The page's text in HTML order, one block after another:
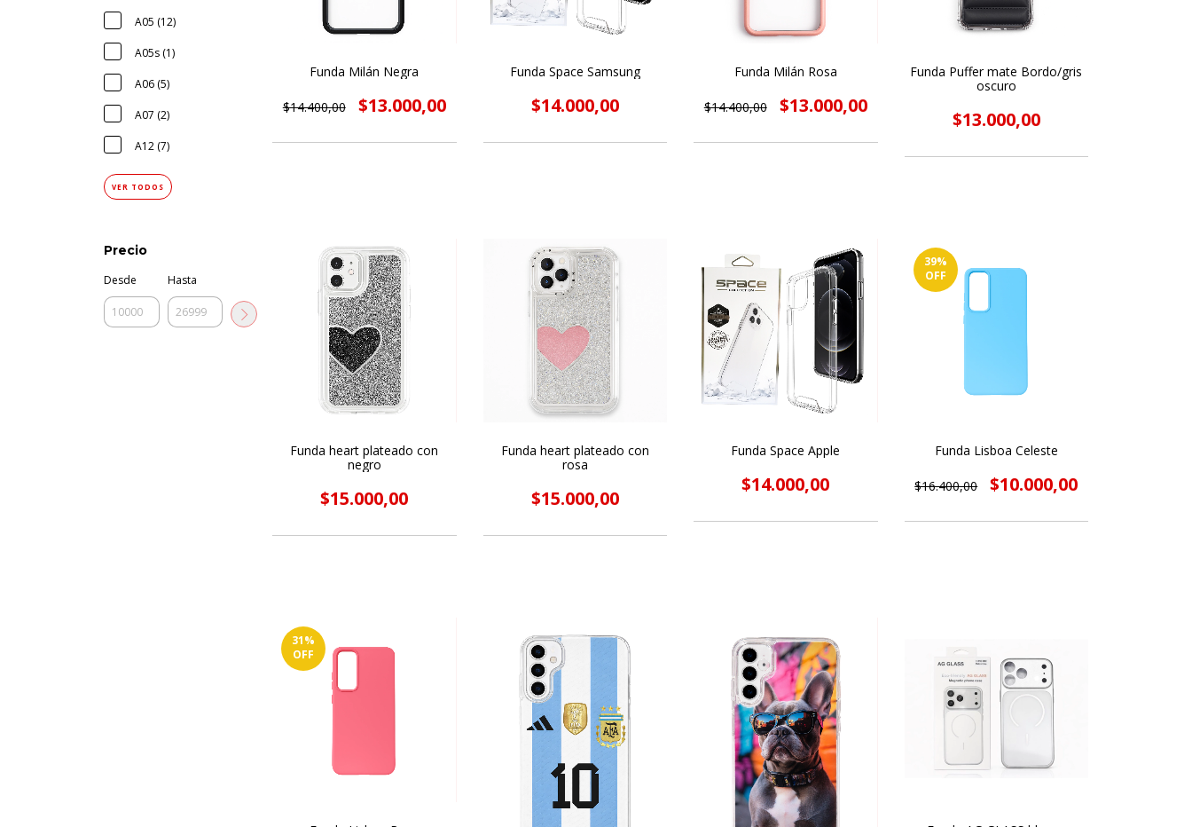
A05 (12)
A05s (1)
A06 (5)
A07 (2)
A12 (7)
VER TODOS
Precio
Desde Hasta
Funda Milán Negra
$14.400,00 $13.000,00
Funda Space Samsung
$14.000,00
Funda Milán Rosa
$14.400,00 $13.000,00
Funda Puffer mate Bordo/gris
oscuro
$13.000,00
Funda heart plateado con
negro
$15.000,00
Funda heart plateado con
rosa
$15.000,00
Funda Space Apple
$14.000,00
39%
OFF
Funda Lisboa Celeste
$16.400,00 $10.000,00
31%
OFF